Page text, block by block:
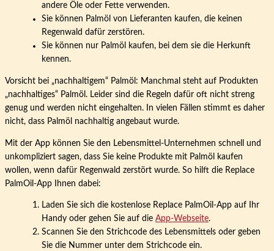
andere Öle oder Fette verwenden.
Sie können Palmöl von Lieferanten kaufen, die keinen
Regenwald dafür zerstören.
Sie können nur Palmöl kaufen, bei dem sie die Herkunft
kennen.
Vorsicht bei „nachhaltigem“ Palmöl: Manchmal steht auf Produkten
„nachhaltiges“ Palmöl. Leider sind die Regeln dafür oft nicht streng
genug und werden nicht eingehalten. In vielen Fällen stimmt es daher
nicht, dass Palmöl nachhaltig angebaut wurde.
Mit der App können Sie den Lebensmittel-Unternehmen schnell und
unkompliziert sagen, dass Sie keine Produkte mit Palmöl kaufen
wollen, wenn dafür Regenwald zerstört wurde. So hilft die Replace
PalmOil-App Ihnen dabei:
Laden Sie sich die kostenlose Replace PalmOil-App auf Ihr
Handy oder gehen Sie auf die App-Webseite.
Scannen Sie den Strichcode des Lebensmittels oder geben
Sie die Nummer unter dem Strichcode ein.